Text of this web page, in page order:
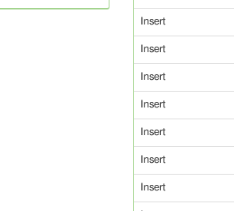
Insert
Insert
Insert
Insert
Insert
Insert
Insert